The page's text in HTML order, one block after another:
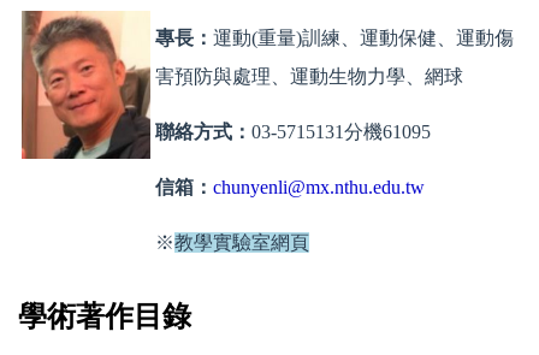
專長： 運動(重量)訓練、運動保健、運動傷
害預防與處理、運動生物力學、網球
聯絡方式： 03-5715131分機61095
信箱： chunyenli@mx.nthu.edu.tw
※教學實驗室網頁
學術著作目錄